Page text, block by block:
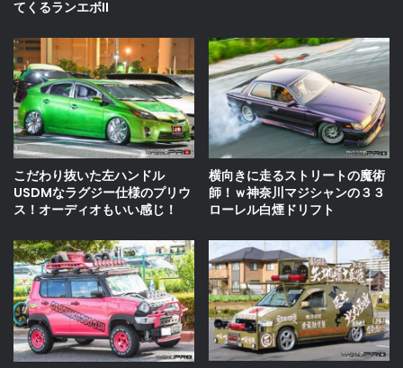
てくるランエボII
こだわり抜いた左ハンドル
USDMなラグジー仕様のプリウ
ス！オーディオもいい感じ！
横向きに走るストリートの魔術
師！ｗ神奈川マジシャンの３３
ローレル白煙ドリフト